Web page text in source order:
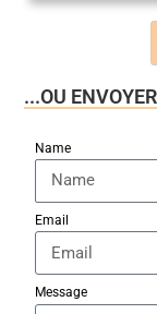
...OU
Name
Email
Message